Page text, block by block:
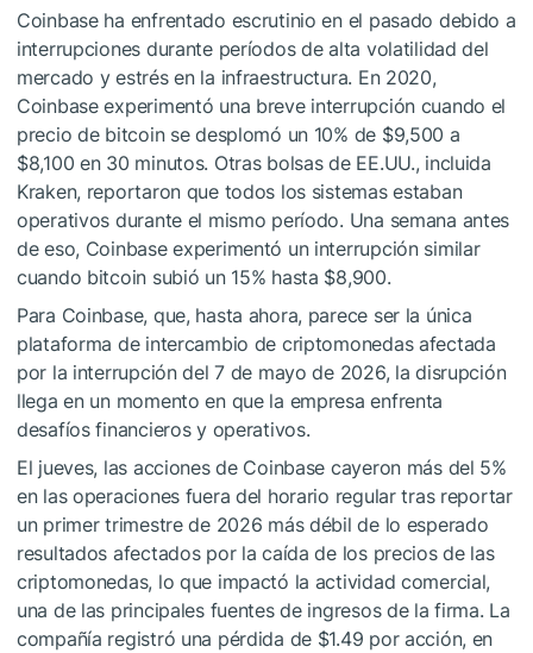
Coinbase ha enfrentado escrutinio en el pasado debido a
interrupciones durante períodos de alta volatilidad del
mercado y estrés en la infraestructura. En 2020,
Coinbase experimentó una breve interrupción cuando el
precio de bitcoin se desplomó un 10% de $9,500 a
$8,100 en 30 minutos. Otras bolsas de EE.UU., incluida
Kraken, reportaron que todos los sistemas estaban
operativos durante el mismo período. Una semana antes
de eso, Coinbase experimentó un interrupción similar
cuando bitcoin subió un 15% hasta $8,900.
Para Coinbase, que, hasta ahora, parece ser la única
plataforma de intercambio de criptomonedas afectada
por la interrupción del 7 de mayo de 2026, la disrupción
llega en un momento en que la empresa enfrenta
desafíos financieros y operativos.
El jueves, las acciones de Coinbase cayeron más del 5%
en las operaciones fuera del horario regular tras reportar
un primer trimestre de 2026 más débil de lo esperado
resultados afectados por la caída de los precios de las
criptomonedas, lo que impactó la actividad comercial,
una de las principales fuentes de ingresos de la firma. La
compañía registró una pérdida de $1.49 por acción, en